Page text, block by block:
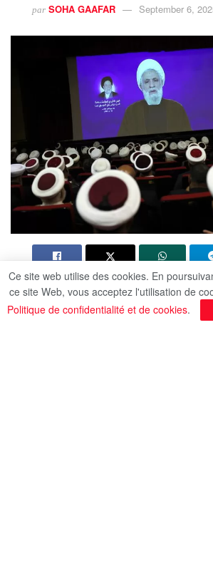
par SOHA GAAFAR September 6,
L’armée libanaise va entamer
plan pour désarmer le Hezbollah,
Ce site web utilise des cookies. En
ce site Web, vous acceptez l'utilisation de
Politique de confidentialité et de cookies.